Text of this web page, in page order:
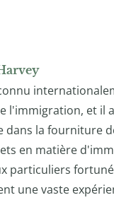
l'immigration, et il
dans la fourniture
en matière
particuliers
une vaste